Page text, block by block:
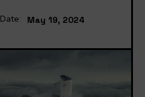
Date: May 19, 2024